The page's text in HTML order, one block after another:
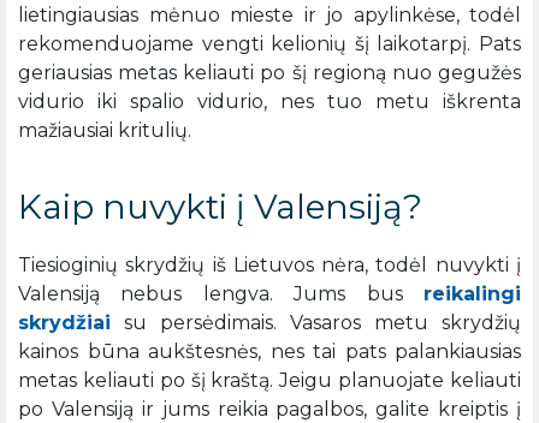
lietingiausias mėnuo mieste ir jo apylinkėse, todėl
rekomenduojame vengti kelionių šį laikotarpį. Pats
geriausias metas keliauti po šį regioną nuo gegužės
vidurio iki spalio vidurio, nes tuo metu iškrenta
mažiausiai kritulių.
Kaip nuvykti į Valensiją?
Tiesioginių skrydžių iš Lietuvos nėra, todėl nuvykti į
Valensiją nebus lengva. Jums bus reikalingi
skrydžiai su persėdimais. Vasaros metu skrydžių
kainos būna aukštesnės, nes tai pats palankiausias
metas keliauti po šį kraštą. Jeigu planuojate keliauti
po Valensiją ir jums reikia pagalbos, galite kreiptis į